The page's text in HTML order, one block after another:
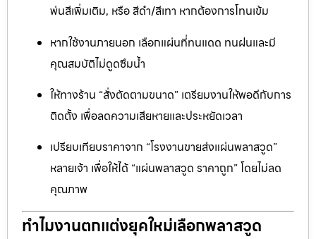
พ่นสีเพิ่มเติม, หรือ สีดำ/สีเทา หากต้องการโทนเข้ม
หากใช้งานภายนอก เลือกแผ่นที่ทนแดด ทนฝนและมี
คุณสมบัติไม่ดูดซึมน้ำ
ให้ทางร้าน “สั่งตัดตามขนาด” เตรียมงานให้พอดีกับการ
ติดตั้ง เพื่อลดความเสียหายและประหยัดเวลา
เปรียบเทียบราคาจาก “โรงงานขายส่งแผ่นพลาสวูด”
หลายเจ้า เพื่อให้ได้ “แผ่นพลาสวูด ราคาถูก” โดยไม่ลด
คุณภาพ
ทำไมงานตกแต่งยุคใหม่เลือกพลาสวูด